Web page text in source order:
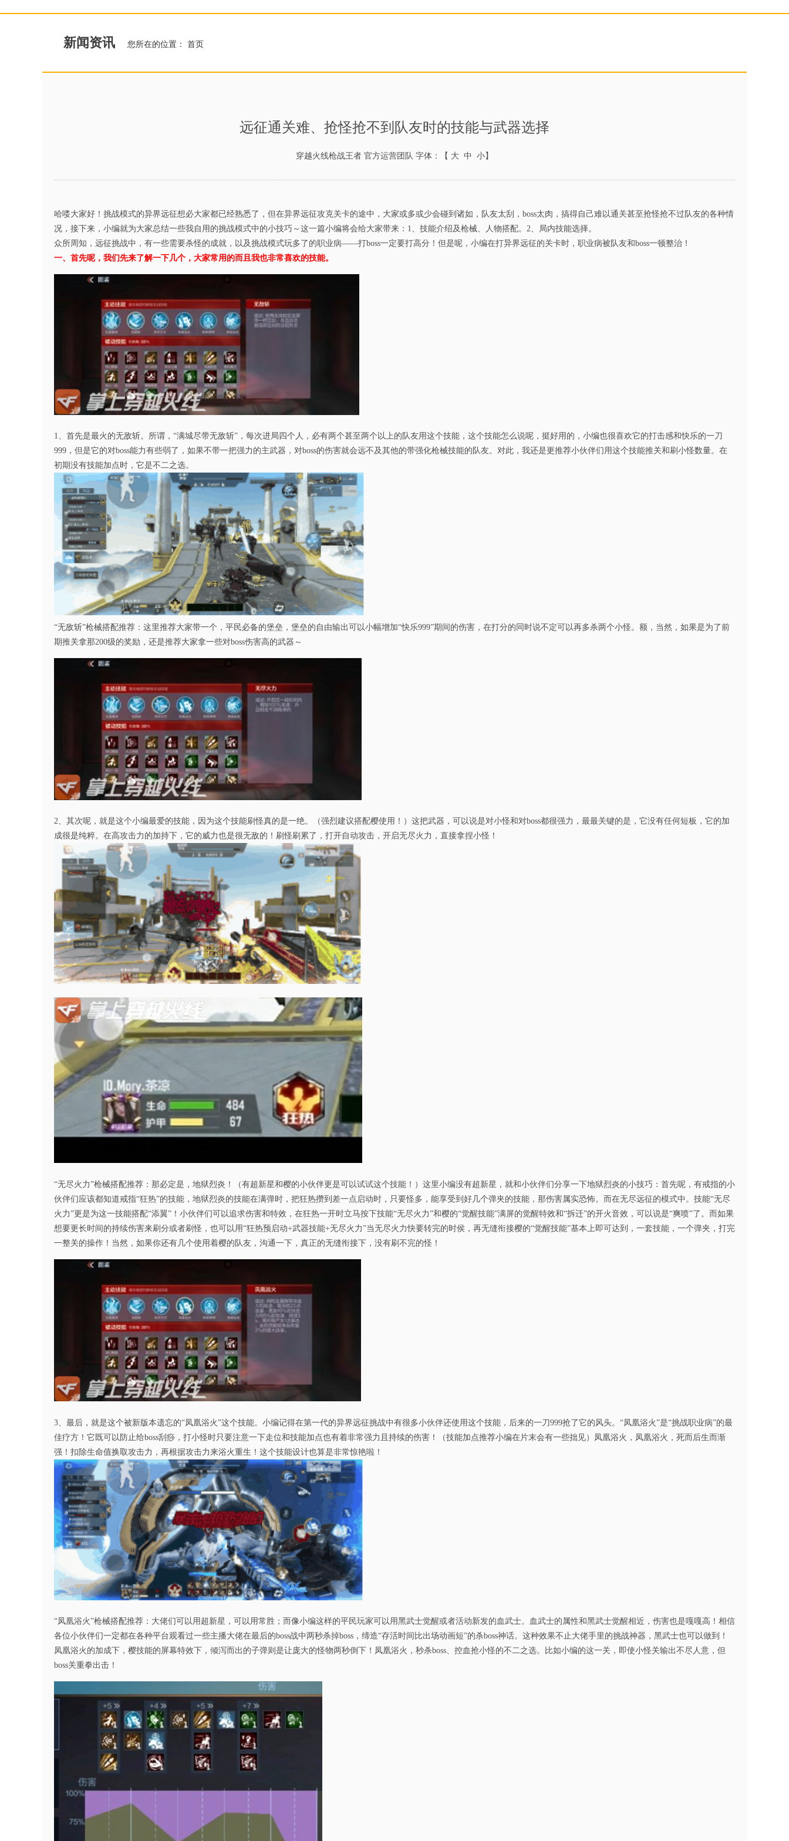
新闻资讯 您所在的位置： 首页
远征通关难、抢怪抢不到队友时的技能与武器选择
穿越火线枪战王者 官方运营团队 字体：【 大 中 小】
哈喽大家好！挑战模式的异界远征想必大家都已经熟悉了，但在异界远征攻克关卡的途中，大家或多或少会碰到诸如，队友太刮，boss太肉，搞得自己难以通关甚至抢怪抢不过队友的各种情
况，接下来，小编就为大家总结一些我自用的挑战模式中的小技巧～这一篇小编将会给大家带来：1、技能介绍及枪械、人物搭配。2、局内技能选择。
众所周知，远征挑战中，有一些需要杀怪的成就，以及挑战模式玩多了的职业病——打boss一定要打高分！但是呢，小编在打异界远征的关卡时，职业病被队友和boss一顿整治！
一、首先呢，我们先来了解一下几个，大家常用的而且我也非常喜欢的技能。
1、首先是最火的无敌斩。所谓，“满城尽带无敌斩”，每次进局四个人，必有两个甚至两个以上的队友用这个技能，这个技能怎么说呢，挺好用的，小编也很喜欢它的打击感和快乐的一刀
999，但是它的对boss能力有些弱了，如果不带一把强力的主武器，对boss的伤害就会远不及其他的带强化枪械技能的队友。对此，我还是更推荐小伙伴们用这个技能推关和刷小怪数量。在
初期没有技能加点时，它是不二之选。
“无敌斩”枪械搭配推荐：这里推荐大家带一个，平民必备的堡垒，堡垒的自由输出可以小幅增加“快乐999”期间的伤害，在打分的同时说不定可以再多杀两个小怪。额，当然，如果是为了前
期推关拿那200级的奖励，还是推荐大家拿一些对boss伤害高的武器～
2、其次呢，就是这个小编最爱的技能，因为这个技能刷怪真的是一绝。（强烈建议搭配樱使用！）这把武器，可以说是对小怪和对boss都很强力，最最关键的是，它没有任何短板，它的加
成很是纯粹。在高攻击力的加持下，它的威力也是很无敌的！刷怪刷累了，打开自动攻击，开启无尽火力，直接拿捏小怪！
“无尽火力”枪械搭配推荐：那必定是，地狱烈炎！（有超新星和樱的小伙伴更是可以试试这个技能！）这里小编没有超新星，就和小伙伴们分享一下地狱烈炎的小技巧：首先呢，有戒指的小
伙伴们应该都知道戒指“狂热”的技能，地狱烈炎的技能在满弹时，把狂热攒到差一点启动时，只要怪多，能享受到好几个弹夹的技能，那伤害属实恐怖。而在无尽远征的模式中。技能“无尽
火力”更是为这一技能搭配“添翼”！小伙伴们可以追求伤害和特效，在狂热一开时立马按下技能“无尽火力”和樱的“觉醒技能”满屏的觉醒特效和“拆迁”的开火音效，可以说是“爽喷”了。而如果
想要更长时间的持续伤害来刷分或者刷怪，也可以用“狂热预启动+武器技能+无尽火力”当无尽火力快要转完的时侯，再无缝衔接樱的“觉醒技能”基本上即可达到，一套技能，一个弹夹，打完
一整关的操作！当然，如果你还有几个使用着樱的队友，沟通一下，真正的无缝衔接下，没有刷不完的怪！
3、最后，就是这个被新版本遗忘的“凤凰浴火”这个技能。小编记得在第一代的异界远征挑战中有很多小伙伴还使用这个技能，后来的一刀999抢了它的风头。“凤凰浴火”是“挑战职业病”的最
佳疗方！它既可以防止给boss刮痧，打小怪时只要注意一下走位和技能加点也有着非常强力且持续的伤害！（技能加点推荐小编在片末会有一些拙见）凤凰浴火，凤凰浴火，死而后生而渐
强！扣除生命值换取攻击力，再根据攻击力来浴火重生！这个技能设计也算是非常惊艳啦！
“凤凰浴火”枪械搭配推荐：大佬们可以用超新星，可以用常胜；而像小编这样的平民玩家可以用黑武士觉醒或者活动新发的血武士。血武士的属性和黑武士觉醒相近，伤害也是嘎嘎高！相信
各位小伙伴们一定都在各种平台观看过一些主播大佬在最后的boss战中两秒杀掉boss，缔造“存活时间比出场动画短”的杀boss神话。这种效果不止大佬手里的挑战神器，黑武士也可以做到！
凤凰浴火的加成下，樱技能的屏幕特效下，倾泻而出的子弹则是让庞大的怪物两秒倒下！凤凰浴火，秒杀boss、控血抢小怪的不二之选。比如小编的这一关，即使小怪关输出不尽人意，但
boss关重拳出击！